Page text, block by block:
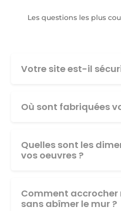
Les questions les plus
Votre site est-il
Où sont fabriquées
Quelles sont les
vos oeuvres ?
Comment accrocher
sans abîmer le mur ?